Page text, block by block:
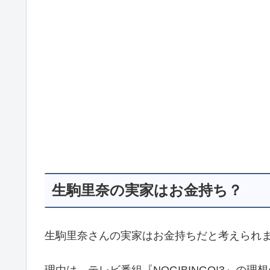
生駒里奈の実家はお金持ち？
生駒里奈さんの実家はお金持ちだと考えられ